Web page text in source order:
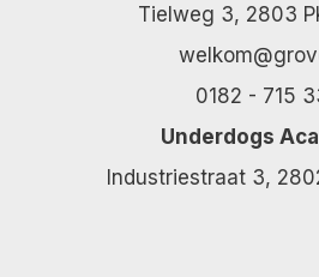
Tielweg 3, 2803
0182 - 715
Underdogs
Industriestraat 3,